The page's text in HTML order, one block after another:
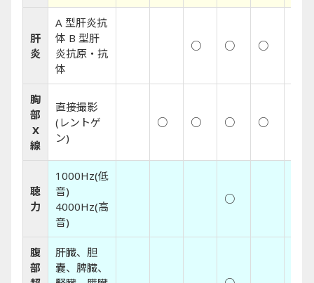
肝
炎
A 型肝炎抗
体 B 型肝
炎抗原・抗
体
○ ○ ○
胸
部
X
線
直接撮影
(レントゲ
ン)
○ ○ ○ ○
聴
力
1000Hz(低
音)
4000Hz(高
音)
○
腹
部
肝臓、胆
嚢、脾臓、